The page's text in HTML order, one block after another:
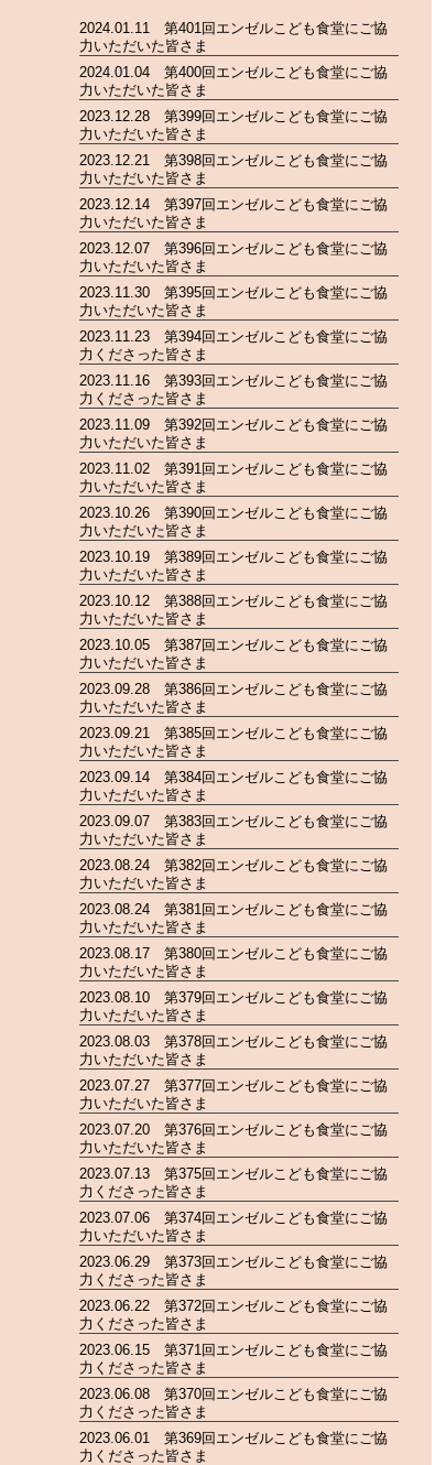
2024.01.11 第401回エンゼルこども食堂にご協
力いただいた皆さま
2024.01.04 第400回エンゼルこども食堂にご協
力いただいた皆さま
2023.12.28 第399回エンゼルこども食堂にご協
力いただいた皆さま
2023.12.21 第398回エンゼルこども食堂にご協
力いただいた皆さま
2023.12.14 第397回エンゼルこども食堂にご協
力いただいた皆さま
2023.12.07 第396回エンゼルこども食堂にご協
力いただいた皆さま
2023.11.30 第395回エンゼルこども食堂にご協
力いただいた皆さま
2023.11.23 第394回エンゼルこども食堂にご協
力くださった皆さま
2023.11.16 第393回エンゼルこども食堂にご協
力くださった皆さま
2023.11.09 第392回エンゼルこども食堂にご協
力いただいた皆さま
2023.11.02 第391回エンゼルこども食堂にご協
力いただいた皆さま
2023.10.26 第390回エンゼルこども食堂にご協
力いただいた皆さま
2023.10.19 第389回エンゼルこども食堂にご協
力いただいた皆さま
2023.10.12 第388回エンゼルこども食堂にご協
力いただいた皆さま
2023.10.05 第387回エンゼルこども食堂にご協
力いただいた皆さま
2023.09.28 第386回エンゼルこども食堂にご協
力いただいた皆さま
2023.09.21 第385回エンゼルこども食堂にご協
力いただいた皆さま
2023.09.14 第384回エンゼルこども食堂にご協
力いただいた皆さま
2023.09.07 第383回エンゼルこども食堂にご協
力いただいた皆さま
2023.08.24 第382回エンゼルこども食堂にご協
力いただいた皆さま
2023.08.24 第381回エンゼルこども食堂にご協
力いただいた皆さま
2023.08.17 第380回エンゼルこども食堂にご協
力いただいた皆さま
2023.08.10 第379回エンゼルこども食堂にご協
力いただいた皆さま
2023.08.03 第378回エンゼルこども食堂にご協
力いただいた皆さま
2023.07.27 第377回エンゼルこども食堂にご協
力いただいた皆さま
2023.07.20 第376回エンゼルこども食堂にご協
力いただいた皆さま
2023.07.13 第375回エンゼルこども食堂にご協
力くださった皆さま
2023.07.06 第374回エンゼルこども食堂にご協
力いただいた皆さま
2023.06.29 第373回エンゼルこども食堂にご協
力くださった皆さま
2023.06.22 第372回エンゼルこども食堂にご協
力くださった皆さま
2023.06.15 第371回エンゼルこども食堂にご協
力くださった皆さま
2023.06.08 第370回エンゼルこども食堂にご協
力くださった皆さま
2023.06.01 第369回エンゼルこども食堂にご協
力くださった皆さま